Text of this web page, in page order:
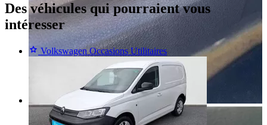
Des véhiculesqui pourraient vous
intéresser
Volkswagen Occasions Utilitaires